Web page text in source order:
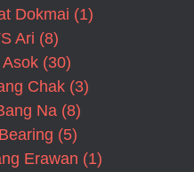
Dokmai (1)
Ari (8)
(30)
Chak (3)
Na (8)
(5)
Erawan (1)